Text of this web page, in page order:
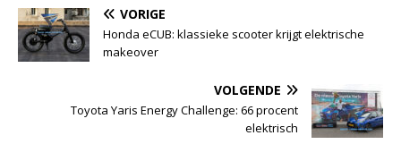
VORIGE
Honda eCUB: klassieke scooter krijgt elektrische
makeover
VOLGENDE
Toyota Yaris Energy Challenge: 66 procent
elektrisch